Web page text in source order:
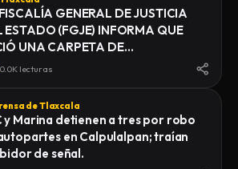
GENERAL DE JUSTICIA
ESTADO (FGJE) INFORMA QUE
UNA CARPETA DE
POR EL DELITO DE
ERA TRASLADADO POR
DE LA POLICÍA MUNICIPAL
PABLO DEL MONTE AL
lecturas
de Tlaxcala
y Marina detienen a tres por robo
en Calpulalpan; traían
de señal.